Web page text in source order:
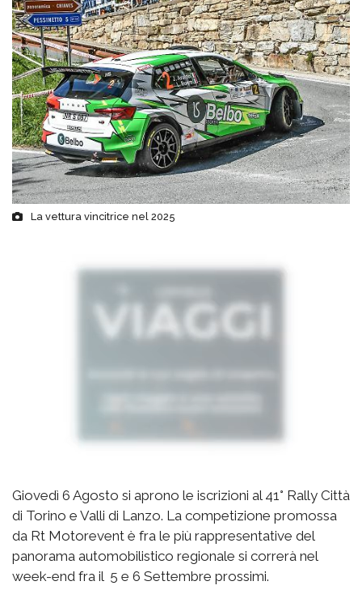
La vettura vincitrice nel 2025
Giovedì 6 Agosto si aprono le iscrizioni al 41° Rally Città
di Torino e Valli di Lanzo. La competizione promossa
da Rt Motorevent è fra le più rappresentative del
panorama automobilistico regionale si correrà nel
week-end fra il 5 e 6 Settembre prossimi.